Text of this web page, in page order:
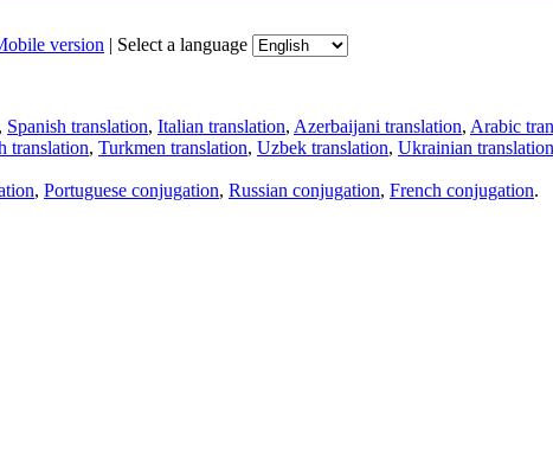
version | Select a language
, Spanish translation, Italian translation, Azerbaijani translation, Arabic
translation, Turkmen translation, Uzbek translation, Ukrainian translation
, Portuguese conjugation, Russian conjugation, French conjugation.